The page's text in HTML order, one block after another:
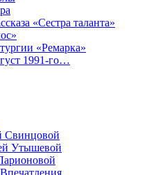
«Сестра таланта»
«Ремарка»
1991-го…
Свинцовой
Утышевой